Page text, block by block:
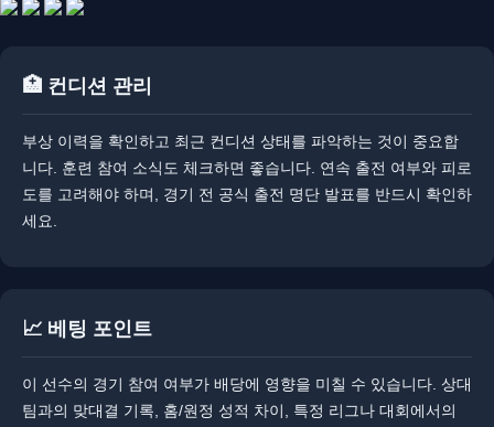
🏥 컨디션 관리
부상 이력을 확인하고 최근 컨디션 상태를 파악하는 것이 중요합
니다. ​​훈련 참여 소식도 체크하면 좋습니다. 연속 출전 여부와 피로
도를 고려해야 하며, 경기 전 공식 출전 명단 발표를 반드시 확인하
세요.
📈 베팅 포인트
이 선수의 경기 참여 여부가 배당에 영향을 미칠 수 있습니다. 상대
팀과의 맞대결 기록, 홈/원정 성적 차이, 특정 리그나 대회에서의